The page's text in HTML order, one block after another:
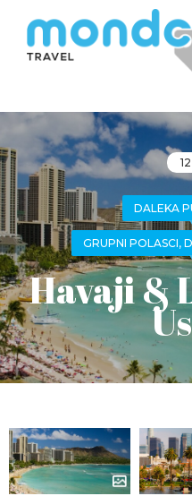
DALEKA
GRUPNI POLASCI,
Havaji &